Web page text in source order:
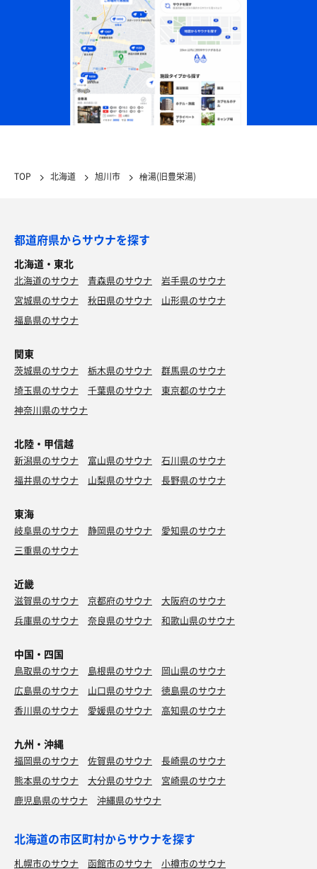
TOP 北海道 旭川市 檜湯(旧豊栄湯)
都道府県からサウナを探す
北海道・東北
北海道のサウナ 青森県のサウナ
岩手県のサウナ
宮城県のサウナ
秋田県のサウナ
山形県のサウナ
福島県のサウナ
関東
茨城県のサウナ 栃木県のサウナ
群馬県のサウナ
埼玉県のサウナ
千葉県のサウナ
東京都のサウナ
神奈川県のサウナ
北陸・甲信越
新潟県のサウナ 富山県のサウナ
石川県のサウナ
福井県のサウナ
山梨県のサウナ 長野県のサウナ
東海
岐阜県のサウナ 静岡県のサウナ
愛知県のサウナ
三重県のサウナ
近畿
滋賀県のサウナ 京都府のサウナ
大阪府のサウナ
兵庫県のサウナ
奈良県のサウナ 和歌山県のサウナ
中国・四国
鳥取県のサウナ 島根県のサウナ
岡山県のサウナ
広島県のサウナ
山口県のサウナ
徳島県のサウナ
香川県のサウナ
愛媛県のサウナ 高知県のサウナ
九州・沖縄
福岡県のサウナ 佐賀県のサウナ
長崎県のサウナ
熊本県のサウナ
大分県のサウナ
宮崎県のサウナ
鹿児島県のサウナ
沖縄県のサウナ
北海道の市区町村からサウナを探す
札幌市のサウナ 函館市のサウナ 小樽市のサウナ